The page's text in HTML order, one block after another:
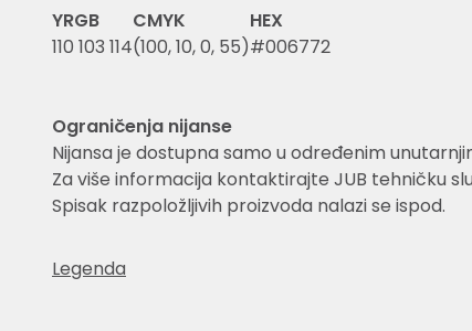
Y
11
RGB
0 103 114
CMYK
(100, 10, 0, 55)
HEX
#006772
Ograničenja nijanse
Nijansa je dostupna samo u određenim
Za više informacija kontaktirajte JUB tehničku
Spisak razpoložljivih proizvoda nalazi se ispod.
Legenda